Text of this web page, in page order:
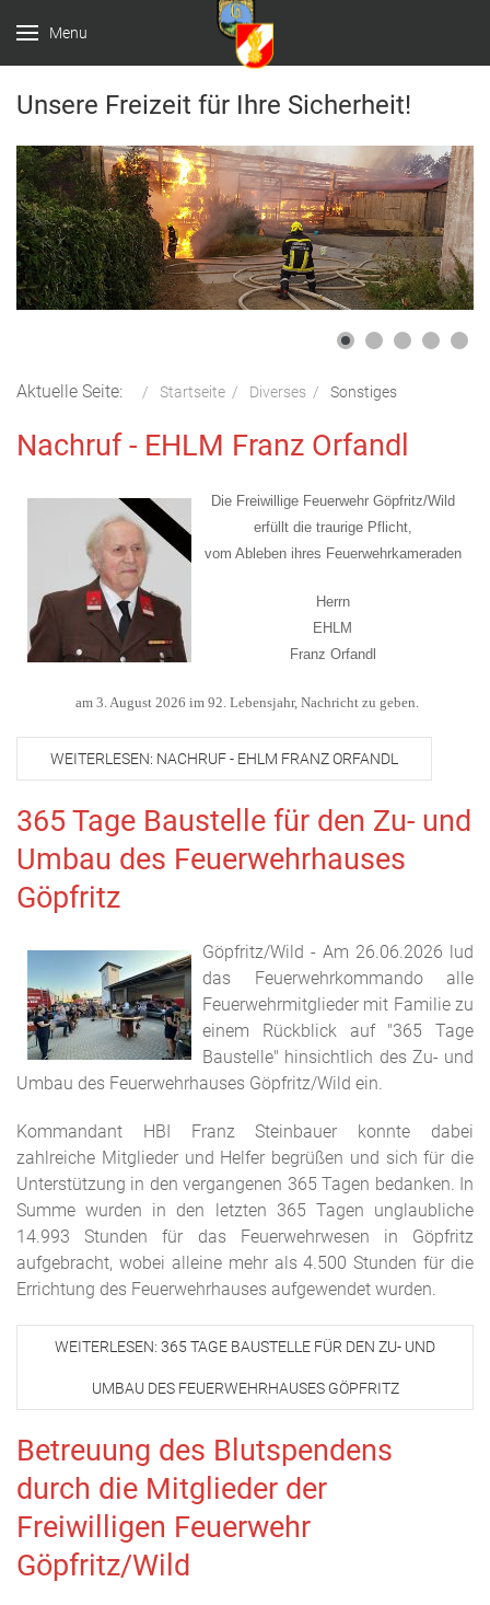
Menu
Unsere Freizeit für Ihre Sicherheit!
Aktuelle Seite: Startseite Diverses Sonstiges
Nachruf - EHLM Franz Orfandl
Die Freiwillige Feuerwehr Göpfritz/Wild
erfüllt die traurige Pflicht,
vom Ableben ihres Feuerwehrkameraden
Herrn
EHLM
Franz Orfandl
am 3. August 2026 im 92. Lebensjahr, Nachricht zu geben.
WEITERLESEN: NACHRUF - EHLM FRANZ ORFANDL
365 Tage Baustelle für den Zu- und
Umbau des Feuerwehrhauses
Göpfritz
Göpfritz/Wild - Am 26.06.2026 lud
das Feuerwehrkommando alle
Feuerwehrmitglieder mit Familie zu
einem Rückblick auf "365 Tage
Baustelle" hinsichtlich des Zu- und
Umbau des Feuerwehrhauses Göpfritz/Wild ein.
Kommandant HBI Franz Steinbauer konnte dabei
zahlreiche Mitglieder und Helfer begrüßen und sich für die
Unterstützung in den vergangenen 365 Tagen bedanken. In
Summe wurden in den letzten 365 Tagen unglaubliche
14.993 Stunden für das Feuerwehrwesen in Göpfritz
aufgebracht, wobei alleine mehr als 4.500 Stunden für die
Errichtung des Feuerwehrhauses aufgewendet wurden.
WEITERLESEN: 365 TAGE BAUSTELLE FÜR DEN ZU- UND
UMBAU DES FEUERWEHRHAUSES GÖPFRITZ
Betreuung des Blutspendens
durch die Mitglieder der
Freiwilligen Feuerwehr
Göpfritz/Wild